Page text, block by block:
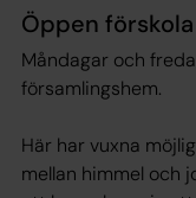
Öppen förskola
Måndagar och
församlingshem.
Här har vuxna
mellan himmel och